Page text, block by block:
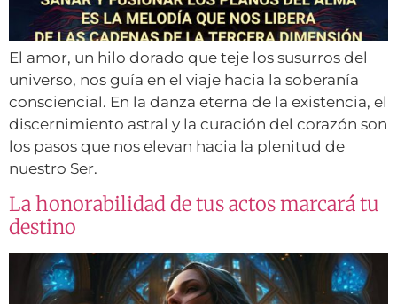
El amor, un hilo dorado que teje los susurros del
universo, nos guía en el viaje hacia la soberanía
consciencial. En la danza eterna de la existencia, el
discernimiento astral y la curación del corazón son
los pasos que nos elevan hacia la plenitud de
nuestro Ser.
La honorabilidad de tus actos marcará tu
destino